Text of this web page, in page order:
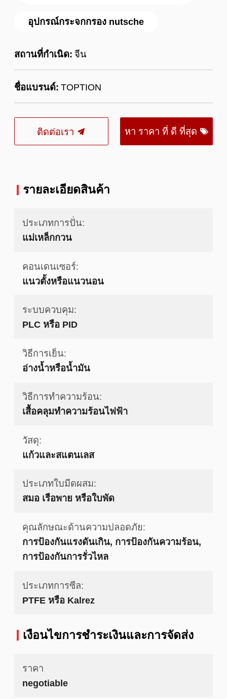
อุปกรณ์กระจกกรอง nutsche
สถานที่กำเนิด: จีน
ชื่อแบรนด์: TOPTION
ติดต่อเรา หา ราคา ที่ ดี ที่สุด
รายละเอียดสินค้า
ประเภทการปั่น:
แม่เหล็กกวน
คอนเดนเซอร์:
แนวตั้งหรือแนวนอน
ระบบควบคุม:
PLC หรือ PID
วิธีการเย็น:
อ่างน้ำหรือน้ำมัน
วิธีการทำความร้อน:
เสื้อคลุมทำความร้อนไฟฟ้า
วัสดุ:
แก้วและสแตนเลส
ประเภทใบมีดผสม:
สมอ เรือพาย หรือใบพัด
คุณลักษณะด้านความปลอดภัย:
การป้องกันแรงดันเกิน, การป้องกันความร้อน,
การป้องกันการรั่วไหล
ประเภทการซีล:
PTFE หรือ Kalrez
เงื่อนไขการชําระเงินและการจัดส่ง
ราคา
negotiable